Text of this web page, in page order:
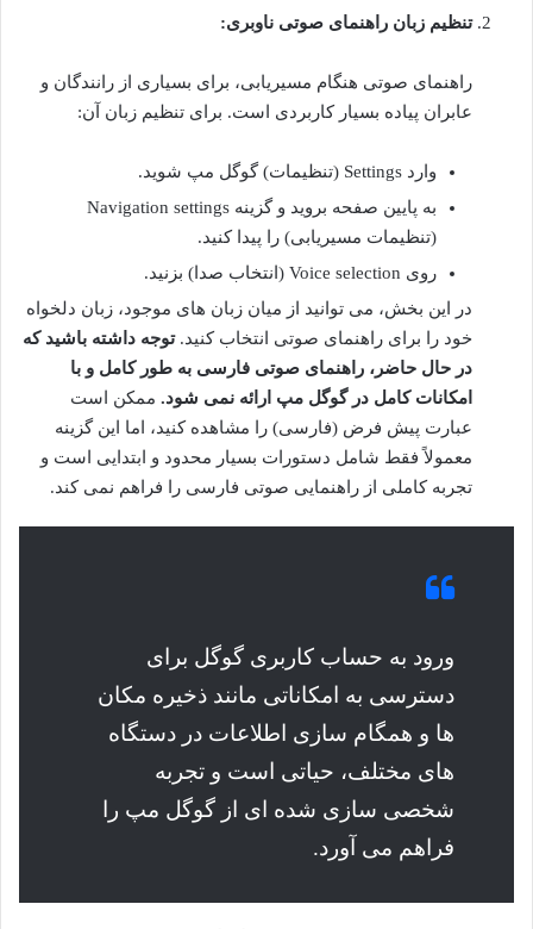
تنظیم زبان راهنمای صوتی ناوبری:
راهنمای صوتی هنگام مسیریابی، برای بسیاری از رانندگان و
عابران پیاده بسیار کاربردی است. برای تنظیم زبان آن:
وارد Settings (تنظیمات) گوگل مپ شوید.
به پایین صفحه بروید و گزینه Navigation settings
(تنظیمات مسیریابی) را پیدا کنید.
روی Voice selection (انتخاب صدا) بزنید.
در این بخش، می توانید از میان زبان های موجود، زبان دلخواه
خود را برای راهنمای صوتی انتخاب کنید.توجه داشته باشید که
در حال حاضر، راهنمای صوتی فارسی به طور کامل و با
امکانات کامل در گوگل مپ ارائه نمی شود. ممکن است
عبارت پیش فرض (فارسی) را مشاهده کنید، اما این گزینه
معمولاً فقط شامل دستورات بسیار محدود و ابتدایی است و
تجربه کاملی از راهنمایی صوتی فارسی را فراهم نمی کند.
ورود به حساب کاربری گوگل برای
دسترسی به امکاناتی مانند ذخیره مکان
ها و همگام سازی اطلاعات در دستگاه
های مختلف، حیاتی است و تجربه
شخصی سازی شده ای از گوگل مپ را
فراهم می آورد.